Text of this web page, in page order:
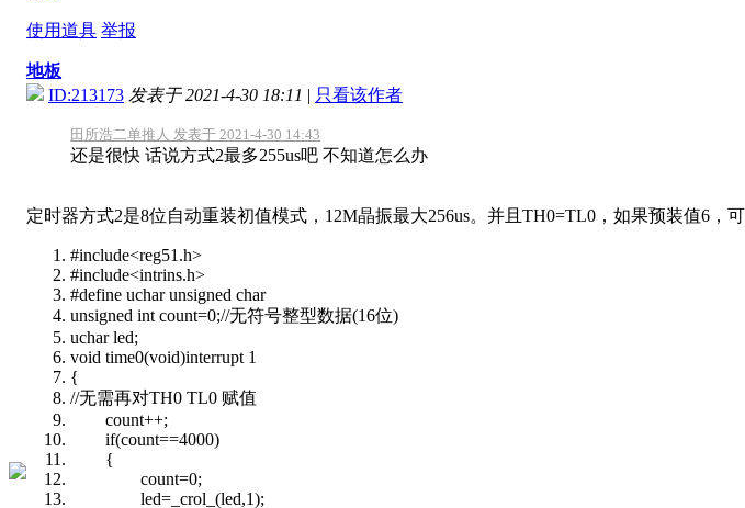
使用道具 举报
地板
ID:213173 发表于 2021-4-30 18:11 | 只看该作者
田所浩二单推人 发表于 2021-4-30 14:43
还是很快 话说方式2最多255us吧 不知道怎么办
定时器方式2是8位自动重装初值模式，12M晶振最大256us。并且TH0=TL0，如果预装值6，
#include<reg51.h>
#include<intrins.h>
#define uchar unsigned char
unsigned int count=0;//无符号整型数据(16位)
uchar led;
void time0(void)interrupt 1
{
//无需再对TH0 TL0 赋值
count++;
if(count==4000)
{
count=0;
led=_crol_(led,1);